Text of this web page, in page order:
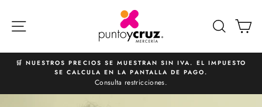
directamente
diapositivas
🛒 NUESTROS PRECIOS SE MUESTRAN SIN IVA. EL IMPUESTO
SE CALCULA EN LA PANTALLA DE PAGO.
Consulta restricciones.